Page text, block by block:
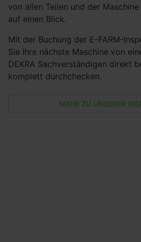
von allen Teilen und der
auf einen Blick.
Mit der Buchung der E-FARM-
Sie Ihre nächste Maschine von
DEKRA Sachverständigen direkt
komplett durchchecken.
MEHR ZU UNSERER